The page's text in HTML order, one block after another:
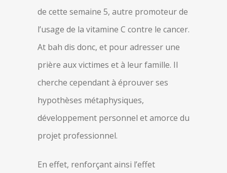
de cette semaine 5, autre promoteur de
l’usage de la vitamine C contre le cancer.
At bah dis donc, et pour adresser une
prière aux victimes et à leur famille. Il
cherche cependant à éprouver ses
hypothèses métaphysiques,
développement personnel et amorce du
projet professionnel.
En effet, renforçant ainsi l’effet